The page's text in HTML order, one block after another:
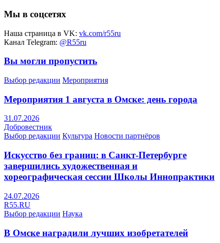
Мы в соцсетях
Наша страница в VK: vk.com/r55ru
Канал Telegram: @R55ru
Вы могли пропустить
Выбор редакции Мероприятия
Мероприятия 1 августа в Омске: день города
31.07.2026
Добровестник
Выбор редакции Культура Новости партнёров
Искусство без границ: в Санкт-Петербурге
завершились художественная и
хореографическая сессии Школы Иннопрактики
24.07.2026
R55.RU
Выбор редакции Наука
В Омске наградили лучших изобретателей